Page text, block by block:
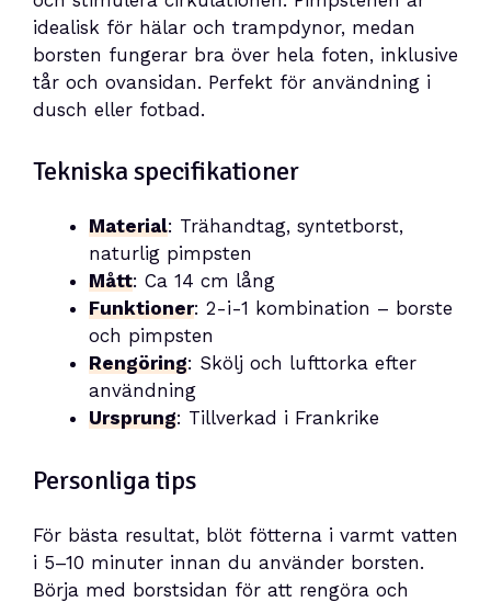
idealisk för hälar och trampdynor, medan
borsten fungerar bra över hela foten, inklusive
tår och ovansidan. Perfekt för användning i
dusch eller fotbad.
Tekniska specifikationer
Material: Trähandtag, syntetborst,
naturlig pimpsten
Mått: Ca 14 cm lång
Funktioner: 2-i-1 kombination – borste
och pimpsten
Rengöring: Skölj och lufttorka efter
användning
Ursprung: Tillverkad i Frankrike
Personliga tips
För bästa resultat, blöt fötterna i varmt vatten
i 5–10 minuter innan du använder borsten.
Börja med borstsidan för att rengöra och